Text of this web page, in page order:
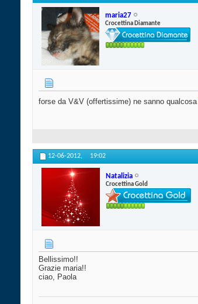
maria27
Crocettina Diamante
forse da V&V (offertissime) ne sanno qualcosa
12-06-2012, 19:02
Natalizia
Crocettina Gold
Bellissimo!!
Grazie maria!!
ciao, Paola